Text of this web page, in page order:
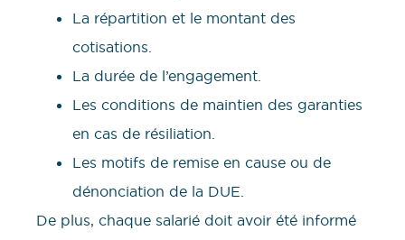
La répartition et le montant des
cotisations.
La durée de l’engagement.
Les conditions de maintien des garanties
en cas de résiliation.
Les motifs de remise en cause ou de
dénonciation de la DUE.
De plus, chaque salarié doit avoir été informé